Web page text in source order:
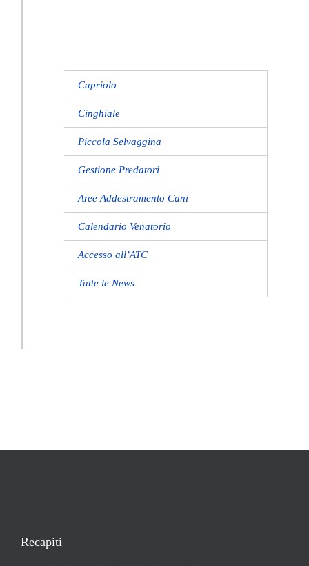
Capriolo
Cinghiale
Piccola Selvaggina
Gestione Predatori
Aree Addestramento Cani
Calendario Venatorio
Accesso all’ATC
Tutte le News
Recapiti